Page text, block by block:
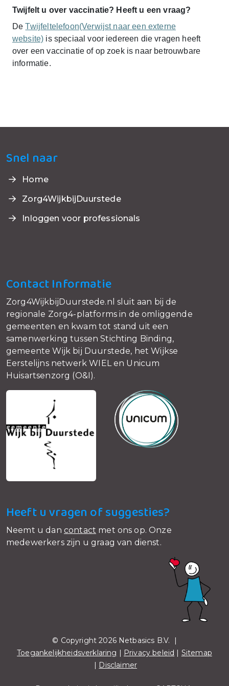
Twijfelt u over vaccinatie? Heeft u een vraag?
DeTwijfeltelefoon(Verwijst naar een externe
website) is speciaal voor iedereen die vragen heeft
over een vaccinatie of op zoek is naar betrouwbare
informatie.
Snel naar
Home
Zorg4WijkbijDuurstede
Inloggen voor professionals
Contact Informatie
Zorg4WijkbijDuurstede.nl sluit aan bij de
regionale Zorg4-platforms in de omliggende
gemeenten en kwam tot stand uit een
samenwerking tussen Stichting Binding,
gemeente Wijk bij Duurstede, het Wijkse
Eerstelijns netwerk WIEL en Unicum
Huisartsenzorg (O&I).
Heeft u vragen of suggesties?
Neemt u dan contact met ons op. Onze
medewerkers zijn u graag van dienst.
© Copyright 2026 Netbasics B.V. |
Toegankelijkheidsverklaring | Privacy beleid | Sitemap
| Disclaimer